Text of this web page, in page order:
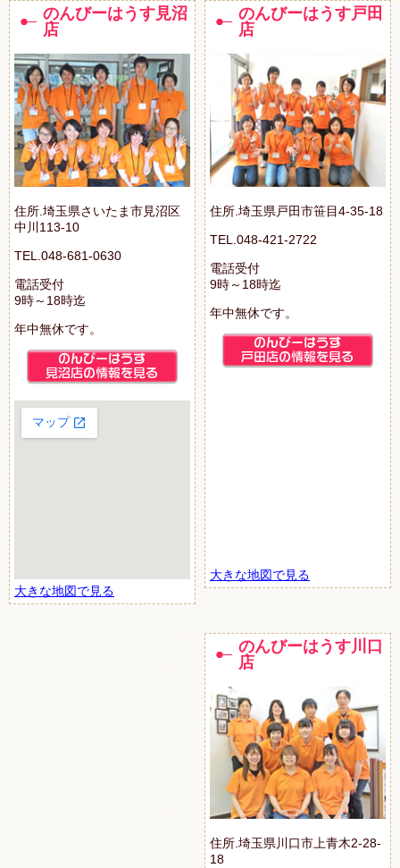
のんびーはうす見沼
店
住所.埼玉県さいたま市見沼区
中川113-10
TEL.048-681-0630
電話受付
9時～18時迄
年中無休です。
大きな地図で見る
のんびーはうす戸田
店
住所.埼玉県戸田市笹目4-35-18
TEL.048-421-2722
電話受付
9時～18時迄
年中無休です。
大きな地図で見る
のんびーはうす川口
店
住所.埼玉県川口市上青木2-28-
18